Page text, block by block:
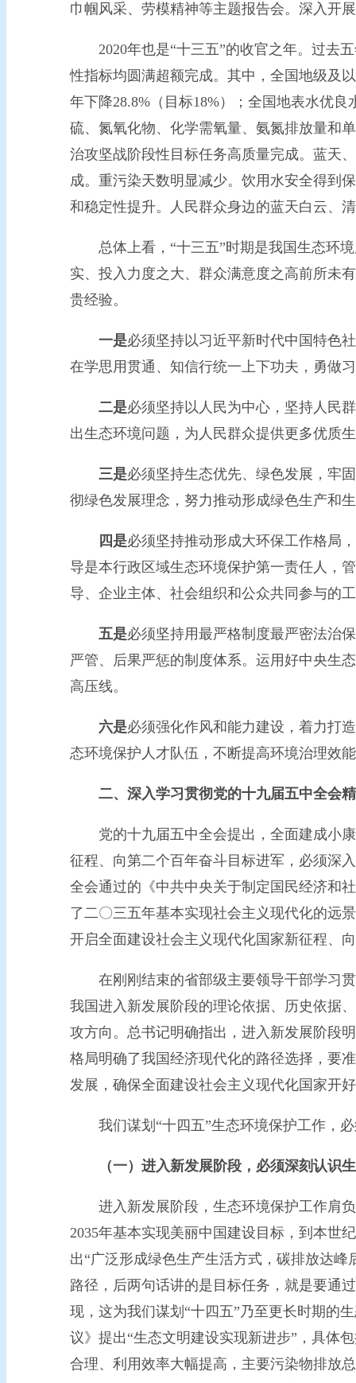
巾帼风采、劳模精神等主题报告会。深入开
2020年也是“十三五”的收官之年。过去五
性指标均圆满超额完成。其中，全国地级及
年下降28.8%（目标18%）；全国地表水优
硫、氮氧化物、化学需氧量、氨氮排放量和
治攻坚战阶段性目标任务高质量完成。蓝天
成。重污染天数明显减少。饮用水安全得到
和稳定性提升。人民群众身边的蓝天白云、
总体上看，“十三五”时期是我国生态环境
实、投入力度之大、群众满意度之高前所未
贵经验。
一是必须坚持以习近平新时代中国特色
在学思用贯通、知信行统一上下功夫，勇做
二是必须坚持以人民为中心，坚持人民
出生态环境问题，为人民群众提供更多优质
三是必须坚持生态优先、绿色发展，牢
彻绿色发展理念，努力推动形成绿色生产和
四是必须坚持推动形成大环保工作格局
导是本行政区域生态环境保护第一责任人，
导、企业主体、社会组织和公众共同参与的
五是必须坚持用最严格制度最严密法治
严管、后果严惩的制度体系。运用好中央生
高压线。
六是必须强化作风和能力建设，着力打
态环境保护人才队伍，不断提高环境治理效
二、深入学习贯彻党的十九届五中全会
党的十九届五中全会提出，全面建成小康
征程、向第二个百年奋斗目标进军，必须深
全会通过的《中共中央关于制定国民经济和
了二〇三五年基本实现社会主义现代化的远
开启全面建设社会主义现代化国家新征程、
在刚刚结束的省部级主要领导干部学习贯
我国进入新发展阶段的理论依据、历史依据
攻方向。总书记明确指出，进入新发展阶段
格局明确了我国经济现代化的路径选择，要
发展，确保全面建设社会主义现代化国家开
我们谋划“十四五”生态环境保护工作，必
（一）进入新发展阶段，必须深刻认识
进入新发展阶段，生态环境保护工作肩负
2035年基本实现美丽中国建设目标，到本世
出“广泛形成绿色生产生活方式，碳排放达
路径，后两句话讲的是目标任务，就是要通
现，这为我们谋划“十四五”乃至更长时期的
议》提出“生态文明建设实现新进步”，具体
合理、利用效率大幅提高，主要污染物排放